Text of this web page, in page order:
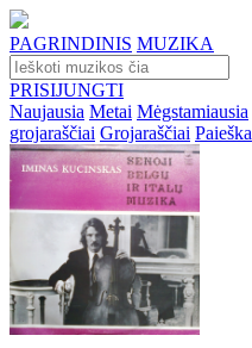
PAGRINDINIS MUZIKA
PRISIJUNGTI
Naujausia Metai Mėgstamiausia
grojaraščiai Grojaraščiai Paieška